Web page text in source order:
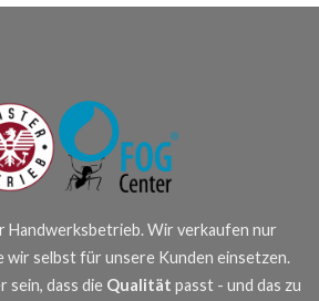
Handwerksbetrieb. Wir verkaufen nur
selbst für unsere Kunden einsetzen.
sein, dass die Qualität passt - und das zu